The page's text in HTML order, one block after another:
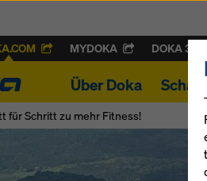
MYDOKA DOKA 360
Über Doka
für Schritt zu mehr Fitness!